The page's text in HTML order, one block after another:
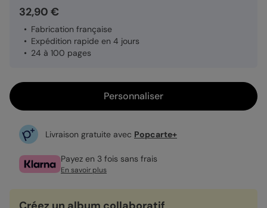
32,90 €
Fabrication française
Expédition rapide en 4 jours
24 à 100 pages
Personnaliser
Livraison gratuite avec Popcarte+
Payez en 3 fois sans frais
En savoir plus